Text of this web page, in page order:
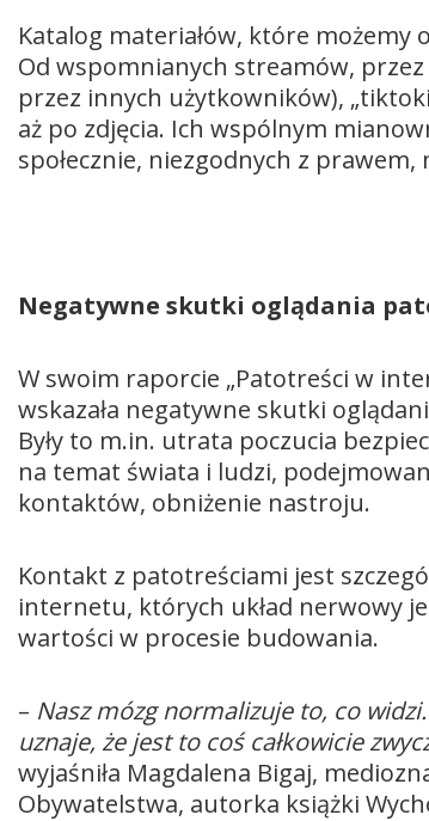
Katalog materiałów, które możemy
Od wspomnianych streamów,
przez innych użytkowników),
aż po zdjęcia. Ich wspólnym
społecznie, niezgodnych z
Negatywne skutki oglądania
W swoim raporcie „Patotreści w
wskazała negatywne skutki
Były to m.in. utrata poczucia
na temat świata i ludzi,
kontaktów, obniżenie nastroju.
Kontakt z patotreściami jest
internetu, których układ nerwowy
wartości w procesie budowania.
– Nasz mózg normalizuje to, co
uznaje, że jest to coś całkowicie
wyjaśniła Magdalena Bigaj,
Obywatelstwa, autorka książki